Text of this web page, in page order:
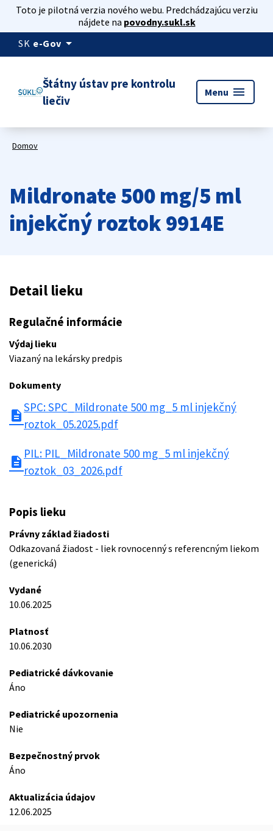
Toto je pilotná verzia nového webu. Predchádzajúcu verziu
nájdete na povodny.sukl.sk
SK e-Gov arrow_drop_down
Štátny ústav pre kontrolu
liečiv
Menu menu
Domov
Mildronate 500 mg/5 ml
injekčný roztok 9914E
Detail lieku
Regulačné informácie
Výdaj lieku
Viazaný na lekársky predpis
Dokumenty
description
SPC: SPC_Mildronate 500 mg_5 ml injekčný
roztok_05.2025.pdf
description
PIL: PIL_Mildronate 500 mg_5 ml injekčný
roztok_03_2026.pdf
Popis lieku
Právny základ žiadosti
Odkazovaná žiadost - liek rovnocenný s referencným liekom
(generická)
Vydané
10.06.2025
Platnosť
10.06.2030
Pediatrické dávkovanie
Áno
Pediatrické upozornenia
Nie
Bezpečnostný prvok
Áno
Aktualizácia údajov
12.06.2025